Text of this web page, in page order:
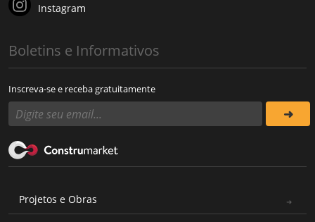
Instagram
Boletins e Informativos
Inscreva-se e receba gratuitamente
Projetos e Obras